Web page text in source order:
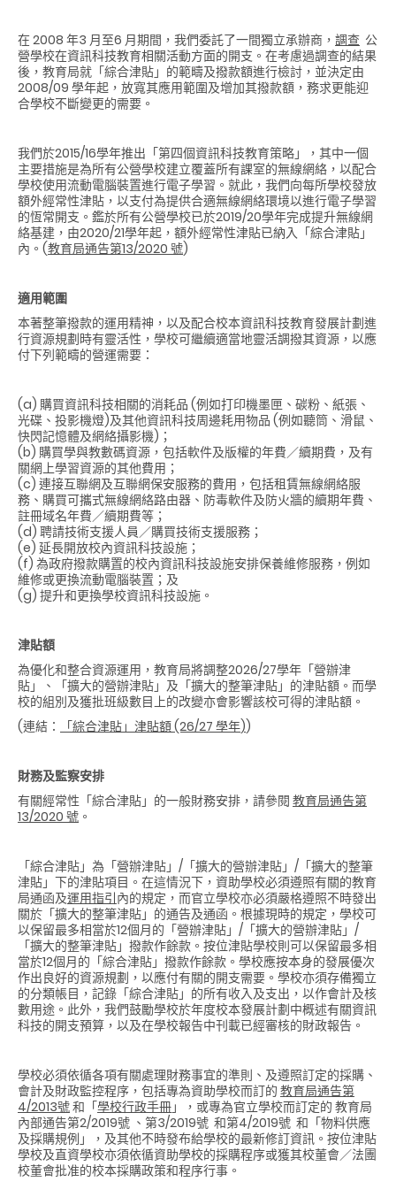
在 2008 年3 月至6 月期間，我們委託了一間獨立承辦商， 調查 公
營學校在資訊科技教育相關活動方面的開支。在考慮過調查的結果
後，教育局就「綜合津貼」的範疇及撥款額進行檢討，並決定由
2008/09 學年起，放寬其應用範圍及增加其撥款額，務求更能迎
合學校不斷變更的需要。
我們於2015/16學年推出「第四個資訊科技教育策略」，其中一個
主要措施是為所有公營學校建立覆蓋所有課室的無線網絡，以配合
學校使用流動電腦裝置進行電子學習。就此，我們向每所學校發放
額外經常性津貼，以支付為提供合適無線網絡環境以進行電子學習
的恆常開支。鑑於所有公營學校已於2019/20學年完成提升無線網
絡基建，由2020/21學年起，額外經常性津貼已納入「綜合津貼」
內。(教育局通告第13/2020 號)
適用範圍
本著整筆撥款的運用精神，以及配合校本資訊科技教育發展計劃進
行資源規劃時有靈活性，學校可繼續適當地靈活調撥其資源，以應
付下列範疇的營運需要：
(a) 購買資訊科技相關的消耗品 (例如打印機墨匣、碳粉、紙張、
光碟、投影機燈)及其他資訊科技周邊耗用物品 (例如聽筒、滑鼠、
快閃記憶體及網絡攝影機)；
(b) 購買學與教數碼資源，包括軟件及版權的年費／續期費，及有
關網上學習資源的其他費用；
(c) 連接互聯網及互聯網保安服務的費用，包括租賃無線網絡服
務、購買可攜式無線網絡路由器、防毒軟件及防火牆的續期年費、
註冊域名年費／續期費等；
(d) 聘請技術支援人員／購買技術支援服務；
(e) 延長開放校內資訊科技設施；
(f) 為政府撥款購置的校內資訊科技設施安排保養維修服務，例如
維修或更換流動電腦裝置；及
(g) 提升和更換學校資訊科技設施。
津貼額
為優化和整合資源運用，教育局將調整2026/27學年「營辦津
貼」、「擴大的營辦津貼」及「擴大的整筆津貼」的津貼額。而學
校的組別及獲批班級數目上的改變亦會影響該校可得的津貼額。
(連結：
「綜合津貼」津貼額(26/27 學年))
財務及監察安排
有關經常性「綜合津貼」的一般財務安排，請參閱 教育局通告第
13/2020 號 。
「綜合津貼」為「營辦津貼」/「擴大的營辦津貼」/「擴大的整筆
津貼」下的津貼項目。在這情況下，資助學校必須遵照有關的教育
局通函及運用指引內的規定，而官立學校亦必須嚴格遵照不時發出
關於「擴大的整筆津貼」的通告及通函。根據現時的規定，學校可
以保留最多相當於12個月的「營辦津貼」/「擴大的營辦津貼」/
「擴大的整筆津貼」撥款作餘款。按位津貼學校則可以保留最多相
當於12個月的「綜合津貼」撥款作餘款。學校應按本身的發展優次
作出良好的資源規劃，以應付有關的開支需要。學校亦須存備獨立
的分類帳目，記錄「綜合津貼」的所有收入及支出，以作會計及核
數用途。此外，我們鼓勵學校於年度校本發展計劃中概述有關資訊
科技的開支預算，以及在學校報告中刊載已經審核的財政報告。
學校必須依循各項有關處理財務事宜的準則、及遵照訂定的採購、
會計及財政監控程序，包括專為資助學校而訂的 教育局通告第
4/2013號和「學校行政手冊」，或專為官立學校而訂定的 教育局
內部通告第2/2019號 、第3/2019號 和第4/2019號 和「物料供應
及採購規例」，及其他不時發布給學校的最新修訂資訊。按位津貼
學校及直資學校亦須依循資助學校的採購程序或獲其校董會／法團
校董會批准的校本採購政策和程序行事。